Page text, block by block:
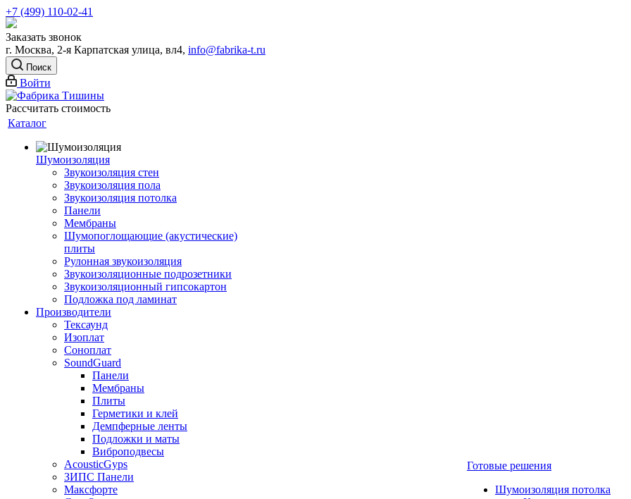
+7 (499) 110-02-41
Заказать звонок
г. Москва, 2-я Карпатская улица, вл4, info@fabrika-t.ru
Поиск
Войти
Рассчитать стоимость
Каталог
Шумоизоляция
Звукоизоляция стен
Звукоизоляция пола
Звукоизоляция потолка
Панели
Мембраны
Шумопоглощающие (акустические)
плиты
Рулонная звукоизоляция
Звукоизоляционные подрозетники
Звукоизоляционный гипсокартон
Подложка под ламинат
Производители
Тексаунд
Изоплат
Соноплат
SoundGuard
Панели
Мембраны
Плиты
Герметики и клей
Демпферные ленты
Подложки и маты
Виброподвесы
AcousticGyps
ЗИПС Панели
Максфорте
Готовые решения
Шумоизоляция потолка